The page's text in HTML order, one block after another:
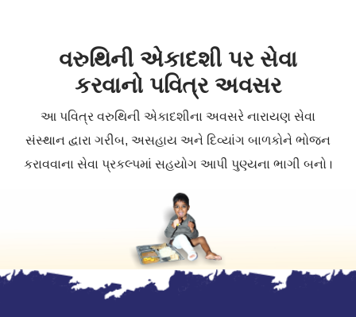
વરુથિની એકાદશી પર સેવા
કરવાનો પવિત્ર અવસર
આ પવિત્ર વરુથિની એકાદશીના અવસરે નારાયણ સેવા
સંસ્થાન દ્વારા ગરીબ, અસહાય અને દિવ્યાંગ બાળકોને ભોજન
કરાવવાના સેવા પ્રકલ્પમાં સહયોગ આપી પુણ્યના ભાગી બનો।